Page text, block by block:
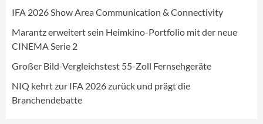
IFA 2026 Show Area Communication & Connectivity
Marantz erweitert sein Heimkino-Portfolio mit der neue
CINEMA Serie 2
Großer Bild-Vergleichstest 55-Zoll Fernsehgeräte
NIQ kehrt zur IFA 2026 zurück und prägt die
Branchendebatte
5
die Branchendebatte
6
Aktuell
CHERRY baut Vertriebsteam in